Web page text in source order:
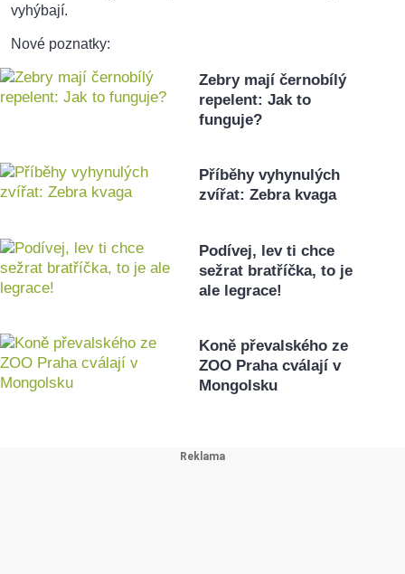
vyhýbají.
Nové poznatky:
Zebry mají černobílý
repelent: Jak to
funguje?
Příběhy vyhynulých
zvířat: Zebra kvaga
Podívej, lev ti chce
sežrat bratříčka, to je
ale legrace!
Koně převalského ze
ZOO Praha cválají v
Mongolsku